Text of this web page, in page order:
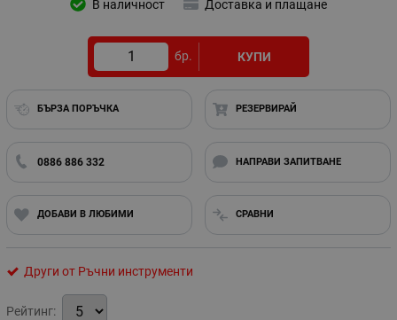
В наличност Доставка и плащане
бр. КУПИ
БЪРЗА ПОРЪЧКА РЕЗЕРВИРАЙ
0886 886 332 НАПРАВИ ЗАПИТВАНЕ
ДОБАВИ В ЛЮБИМИ СРАВНИ
Други от Ръчни инструменти
Рейтинг: